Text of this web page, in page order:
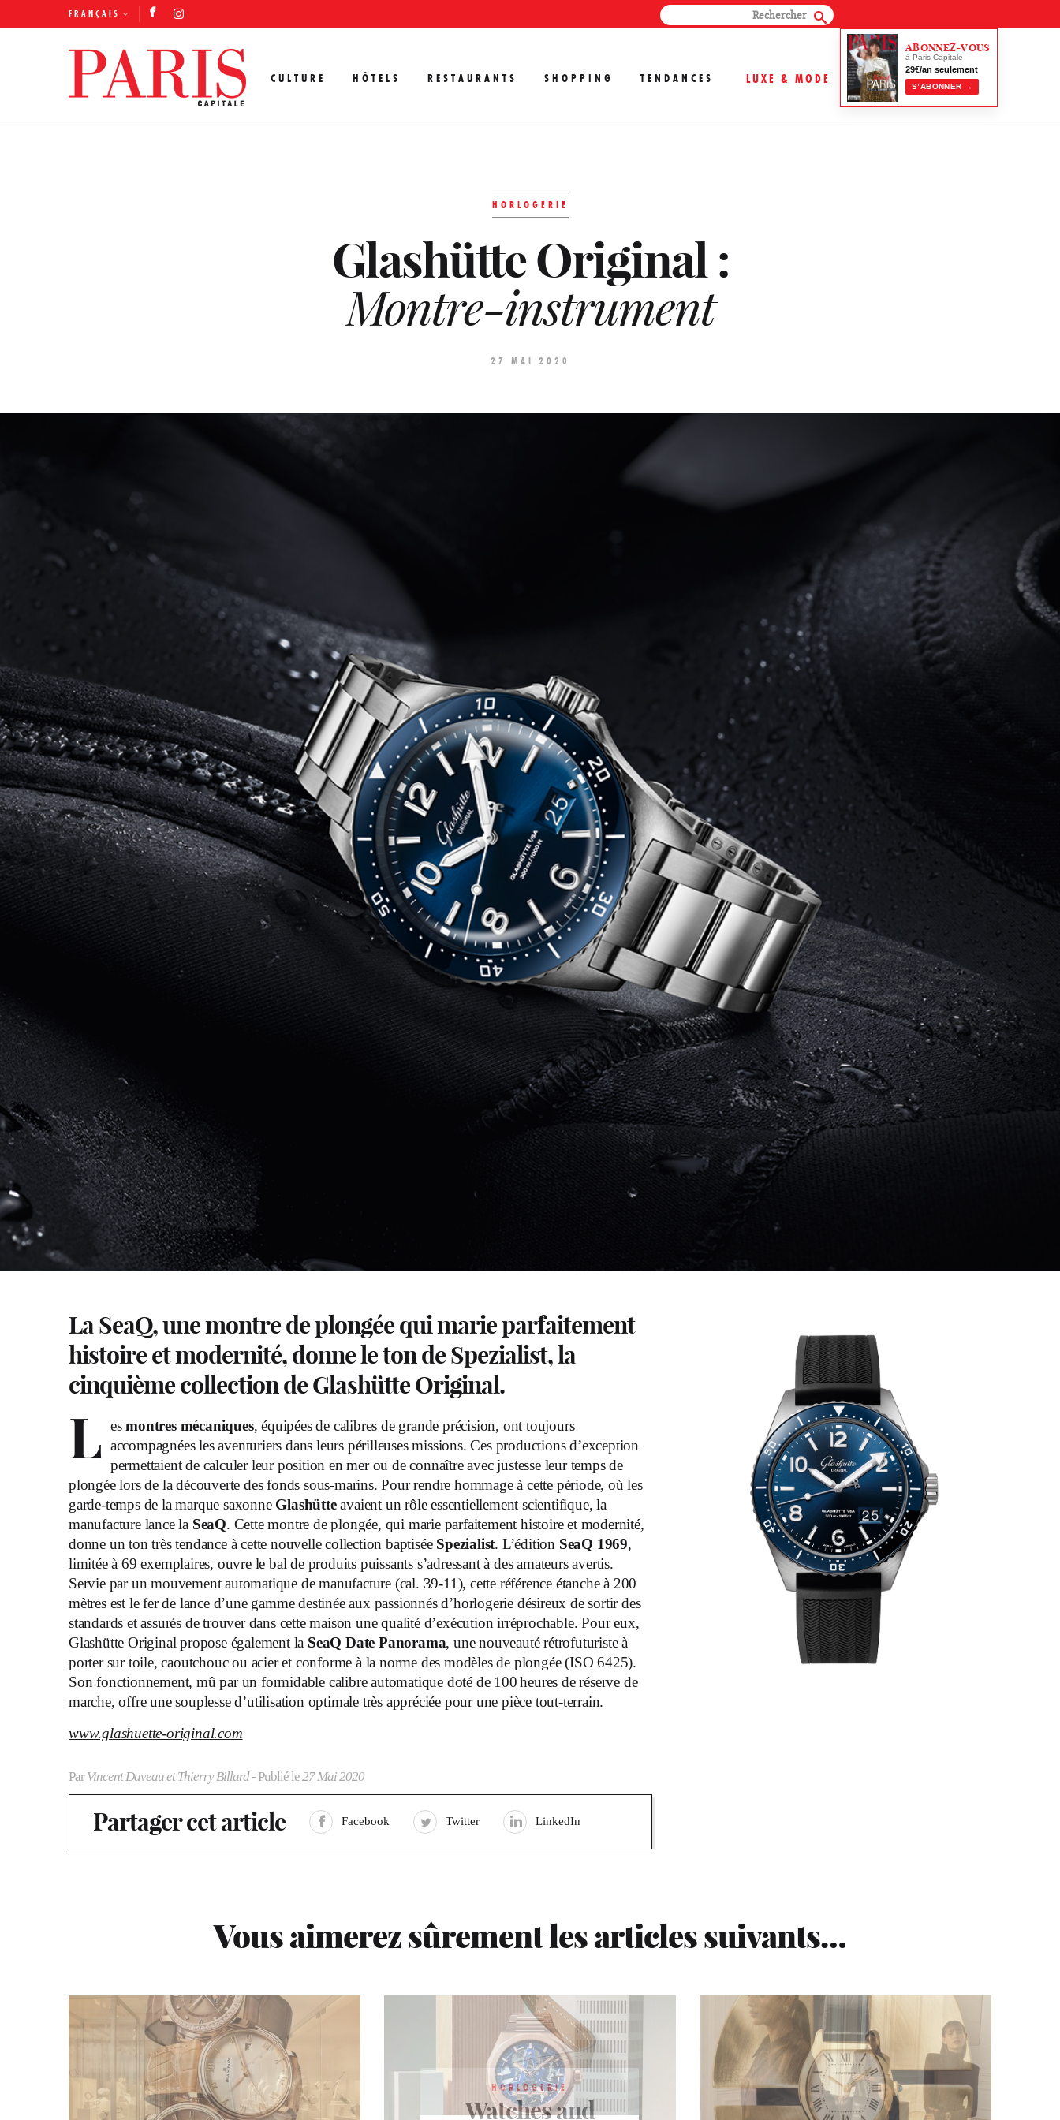
FRANÇAIS
CULTURE HÔTELS RESTAURANTS SHOPPING TENDANCES LUXE & MODE
ABONNEZ-VOUS
à Paris Capitale
29€/an seulement
S’ABONNER →
HORLOGERIE
Glashütte Original :
Montre-instrument
27 MAI 2020
La SeaQ, une montre de plongée qui marie parfaitement
histoire et modernité, donne le ton de Spezialist, la
cinquième collection de Glashütte Original.
L esmontres mécaniques, équipées de calibres de grande précision, ont toujours
accompagnées les aventuriers dans leurs périlleuses missions. Ces productions d’exception
permettaient de calculer leur position en mer ou de connaître avec justesse leur temps de
plongée lors de la découverte des fonds sous-marins. Pour rendre hommage à cette période, où les
garde-temps de la marque saxonne Glashütteavaient un rôle essentiellement scientifique, la
manufacture lance la SeaQ. Cette montre de plongée, qui marie parfaitement histoire et modernité,
donne un ton très tendance à cette nouvelle collection baptisée Spezialist. L’édition SeaQ 1969,
limitée à 69 exemplaires, ouvre le bal de produits puissants s’adressant à des amateurs avertis.
Servie par un mouvement automatique de manufacture (cal. 39-11), cette référence étanche à 200
mètres est le fer de lance d’une gamme destinée aux passionnés d’horlogerie désireux de sortir des
standards et assurés de trouver dans cette maison une qualité d’exécution irréprochable. Pour eux,
Glashütte Original propose également la SeaQ Date Panorama, une nouveauté rétrofuturiste à
porter sur toile, caoutchouc ou acier et conforme à la norme des modèles de plongée (ISO 6425).
Son fonctionnement, mû par un formidable calibre automatique doté de 100 heures de réserve de
marche, offre une souplesse d’utilisation optimale très appréciée pour une pièce tout-terrain.
www.glashuette-original.com
ParVincent Daveau et Thierry Billard- Publié le27 Mai 2020
Partager cet article Facebook Twitter LinkedIn
Vous aimerez sûrement les articles suivants…
HORLOGERIE
Watches and